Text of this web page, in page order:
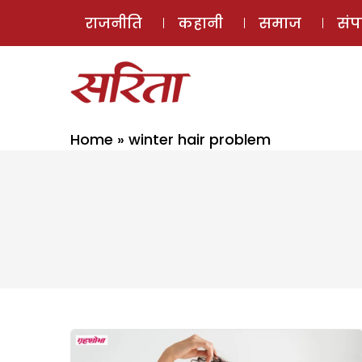
राजनीति कहानी समाज
Home » winter hair problem